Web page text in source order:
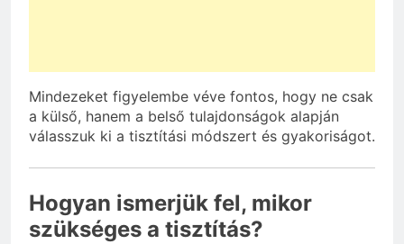
Mindezeket figyelembe véve fontos, hogy ne csak
a külső, hanem a belső tulajdonságok alapján
válasszuk ki a tisztítási módszert és gyakoriságot.
Hogyan ismerjük fel, mikor
szükséges a tisztítás?